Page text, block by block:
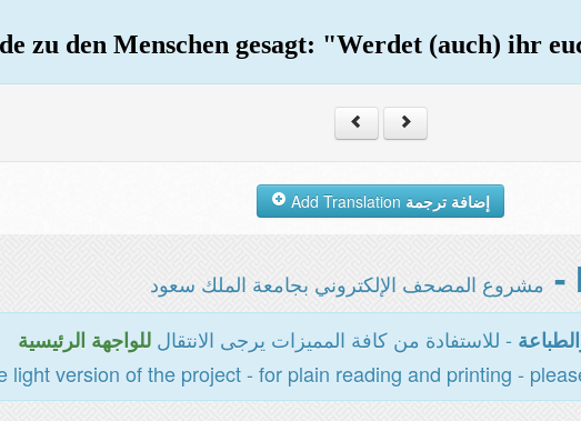
zu den Menschen gesagt: "Werdet (auch) ihr
إضافة ترجمة
مشروع المصحف الإلكتروني بجامعة الملك سعود
- للاستفادة من كافة المميزات يرجى الانتقالللواجهة الرئيسية
light version of the project - for plain reading and printing -